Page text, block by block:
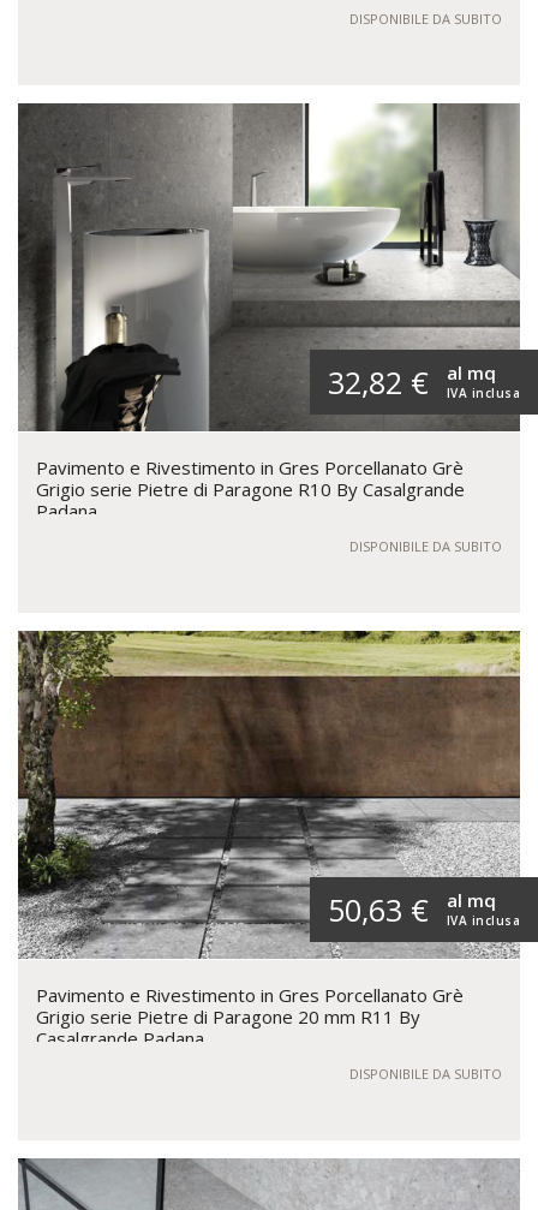
DISPONIBILE DA SUBITO
32,82 € IVA inclusa
al mq
Pavimento e Rivestimento in Gres Porcellanato Grè
Grigio serie Pietre di Paragone R10 By Casalgrande
Padana
DISPONIBILE DA SUBITO
50,63 € IVA inclusa
al mq
Pavimento e Rivestimento in Gres Porcellanato Grè
Grigio serie Pietre di Paragone 20 mm R11 By
Casalgrande Padana
DISPONIBILE DA SUBITO